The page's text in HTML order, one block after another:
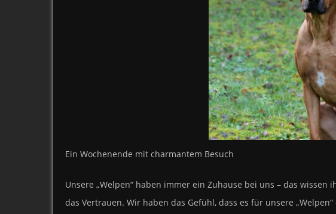
Ein Wochenende mit charmantem Besuch
Unsere „Welpen“ haben immer ein Zuhause bei uns – das
das Vertrauen. Wir haben das Gefühl, dass es für unsere